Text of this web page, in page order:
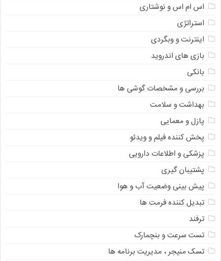
اس ام اس و نوشتاری
استراتژی
اینترنت و وبگردی
بازی های اندروید
بانکی
بررسی و مشخصات گوشی ها
بهداشت و سلامت
پازل و معمایی
پخش کننده فیلم و ویدئو
پزشکی و اطلاعات دارویی
پشتیبان گیری
پیش بینی وضعیت آب و هوا
تبدیل کننده فرمت ها
ترفند
تست سرعت و بنچمارک
تسک منیجر ، مدیریت برنامه ها